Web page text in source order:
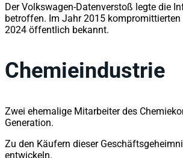
Der Volkswagen-Datenverstoß legte die
betroffen. Im Jahr 2015
2024 öffentlich bekannt.
Chemieindustrie
Zwei ehemalige Mitarbeiter des
Generation.
Zu den Käufern dieser
entwickeln.